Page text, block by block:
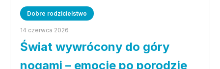
Dobre rodzicielstwo
14 czerwca 2026
Świat wywrócony do góry
nogami – emocje po porodzie